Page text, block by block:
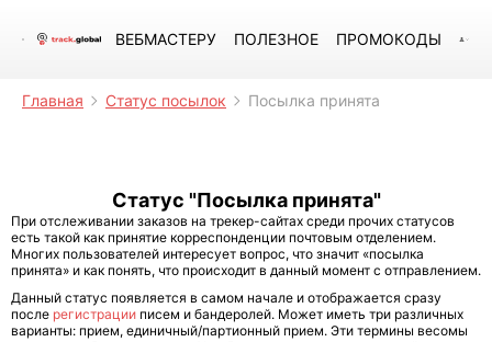
ВЕБМАСТЕРУ ПОЛЕЗНОЕ ПРОМОКОДЫ
Главная Статус посылок Посылка принята
Статус "Посылка принята"
При отслеживании заказов на трекер-сайтах среди прочих статусов
есть такой как принятие корреспонденции почтовым отделением.
Многих пользователей интересует вопрос, что значит «посылка
принята» и как понять, что происходит в данный момент с отправлением.
Данный статус появляется в самом начале и отображается сразу
после регистрации писем и бандеролей. Может иметь три различных
варианты: прием, единичный/партионный прием. Эти термины весомы